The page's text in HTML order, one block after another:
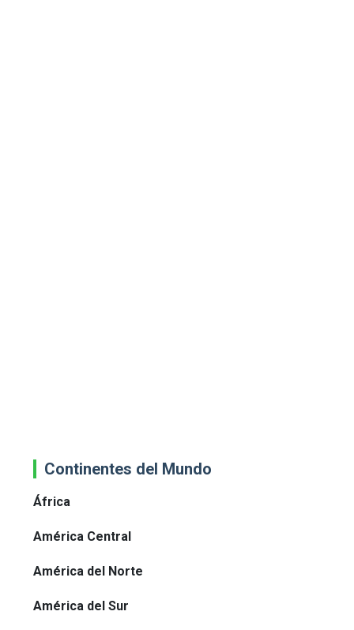
Continentes del Mundo
África
América Central
América del Norte
América del Sur